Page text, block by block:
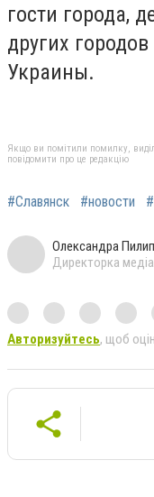
гости города,
других
Украины.
Якщо ви помітили помилку,
повідомити про це редакцію
#Славянск #новости
Олександра
Директорка
Авторизуйтесь, щоб